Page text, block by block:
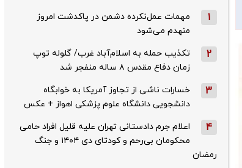
1
مهمات عمل‌نکرده دشمن در پاکدشت امروز
منهدم می‌شود
2
تکذیب حمله به اسلام‌آباد غرب/ گلوله توپ
زمان دفاع مقدس ۸ ساله منفجر شد
3
خسارات ناشی از تجاوز آمریکا به خوابگاه
دانشجویی دانشگاه علوم پزشکی اهواز + عکس
4
اعلام جرم دادستانی تهران علیه قلیل افراد حامی
محکومان بی‌رحم و کودتای دی‌ ۱۴۰۴ و جنگ
رمضان